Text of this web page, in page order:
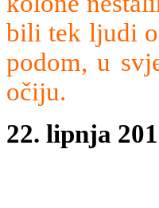
bili tek ljudi
podom, u
očiju.
22. lipnja